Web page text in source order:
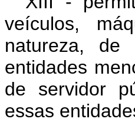
veículos,
natureza, de
entidades
de servidor
essas